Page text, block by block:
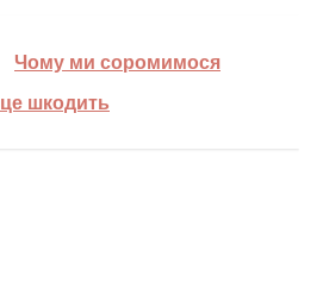
Чому ми соромимося
шкодить